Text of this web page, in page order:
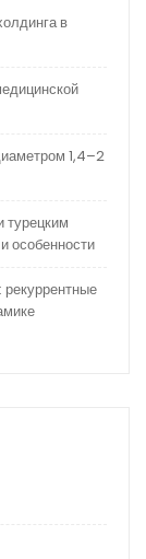
в
1,4–2
турецким
особенности
рекуррентные